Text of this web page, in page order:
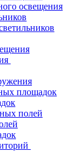
освещения
площадок
полей